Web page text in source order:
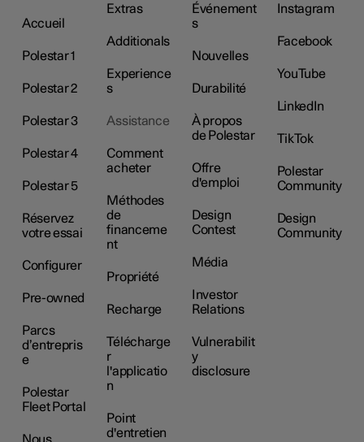
Accueil
Polestar 1
Polestar 2
Polestar 3
Polestar 4
Polestar 5
Réservez
votre essai
Configurer
Pre-owned
Parcs
d’entrepris
e
Polestar
Fleet Portal
Nous
Extras
Additionals
Experience
s
Assistance
Comment
acheter
Méthodes
de
financeme
nt
Propriété
Recharge
Télécharge
r
l'applicatio
n
Point
d'entretien
Événement
s
Nouvelles
Durabilité
À propos
de Polestar
Offre
d'emploi
Design
Contest
Média
Investor
Relations
Vulnerabilit
y
disclosure
Instagram
Facebook
YouTube
LinkedIn
TikTok
Polestar
Community
Design
Community